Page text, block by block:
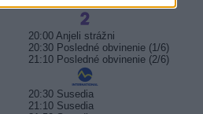
20:00 Anjeli strážni
20:30 Posledné obvinenie (1/6)
21:10 Posledné obvinenie (2/6)
20:30 Susedia
21:10 Susedia